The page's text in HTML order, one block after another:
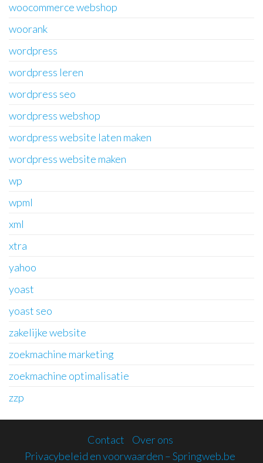
woocommerce webshop
woorank
wordpress
wordpress leren
wordpress seo
wordpress webshop
wordpress website laten maken
wordpress website maken
wp
wpml
xml
xtra
yahoo
yoast
yoast seo
zakelijke website
zoekmachine marketing
zoekmachine optimalisatie
zzp
Contact
Over ons
Privacybeleid en voorwaarden – Springweb.be